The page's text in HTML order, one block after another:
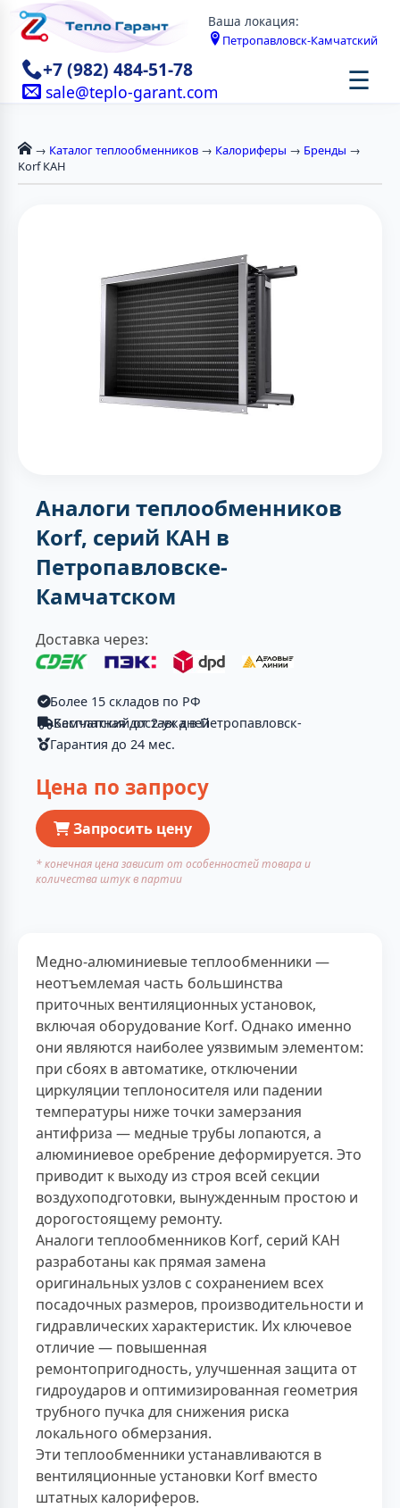
Ваша локация:
Петропавловск-Камчатский
+7 (982) 484-51-78
sale@teplo-garant.com ☰
→ Каталог теплообменников → Калориферы → Бренды →
Korf КАН
Аналоги теплообменников
Korf, серий КАН в
Петропавловске-
Камчатском
Доставка через:
Более 15 складов по РФ
Бесплатная доставка в Петропавловск-Камчатский от 2-ух дней
Гарантия до 24 мес.
Цена по запросу
Запросить цену
* конечная цена зависит от особенностей товара и
количества штук в партии
Медно-алюминиевые теплообменники —
неотъемлемая часть большинства
приточных вентиляционных установок,
включая оборудование Korf. Однако именно
они являются наиболее уязвимым элементом:
при сбоях в автоматике, отключении
циркуляции теплоносителя или падении
температуры ниже точки замерзания
антифриза — медные трубы лопаются, а
алюминиевое оребрение деформируется. Это
приводит к выходу из строя всей секции
воздухоподготовки, вынужденным простою и
дорогостоящему ремонту.
Аналоги теплообменников Korf, серий КАН
разработаны как прямая замена
оригинальных узлов с сохранением всех
посадочных размеров, производительности и
гидравлических характеристик. Их ключевое
отличие — повышенная
ремонтопригодность, улучшенная защита от
гидроударов и оптимизированная геометрия
трубного пучка для снижения риска
локального обмерзания.
Эти теплообменники устанавливаются в
вентиляционные установки Korf вместо
штатных калориферов.